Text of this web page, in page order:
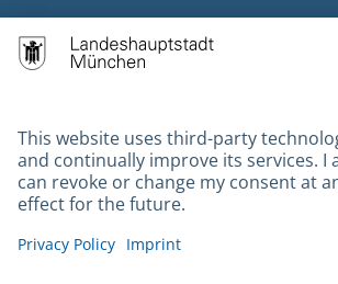
Contact
Gebärdensprache
Datenschutz
Kontakt